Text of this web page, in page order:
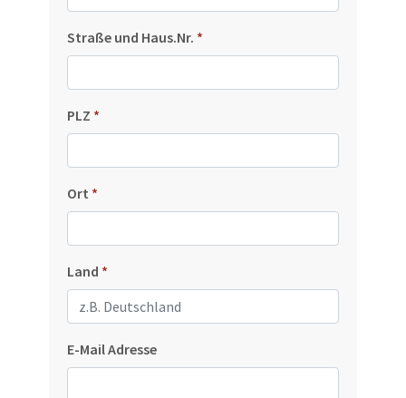
Straße und Haus.Nr. *
PLZ *
Ort *
Land *
E-Mail Adresse